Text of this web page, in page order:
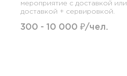
мероприятие с доставкой или
доставкой + сервировкой.
300 - 10 000 ₽/чел.